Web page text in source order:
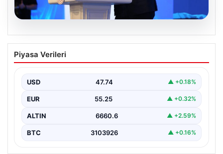
Bakan Kurum: Devlet yönetimi ciddi bir
sorumluluktur
Kurum, Hatay'da düzenlenen sosyal konut projesi ve…
Piyasa Verileri
USD 47.74 ▲ +0.18%
EUR 55.25 ▲ +0.32%
ALTIN 6660.6 ▲ +2.59%
BTC 3103926 ▲ +0.16%